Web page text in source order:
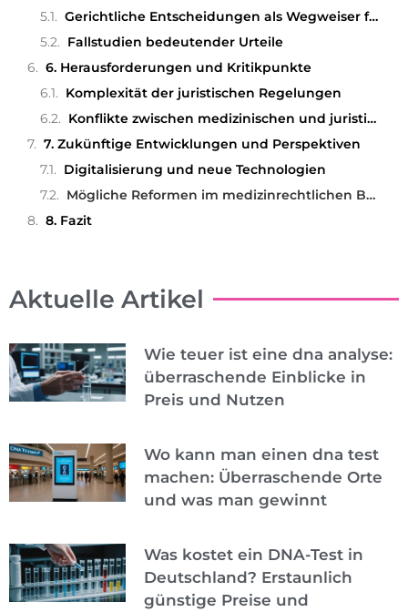
Gerichtliche Entscheidungen als Wegweiser für die Gesetzgebung
Fallstudien bedeutender Urteile
6. Herausforderungen und Kritikpunkte
Komplexität der juristischen Regelungen
Konflikte zwischen medizinischen und juristischen Perspektiven
7. Zukünftige Entwicklungen und Perspektiven
Digitalisierung und neue Technologien
Mögliche Reformen im medizinrechtlichen Bereich
8. Fazit
Aktuelle Artikel
Wie teuer ist eine dna analyse:
überraschende Einblicke in
Preis und Nutzen
Wo kann man einen dna test
machen: Überraschende Orte
und was man gewinnt
Was kostet ein DNA-Test in
Deutschland? Erstaunlich
günstige Preise und